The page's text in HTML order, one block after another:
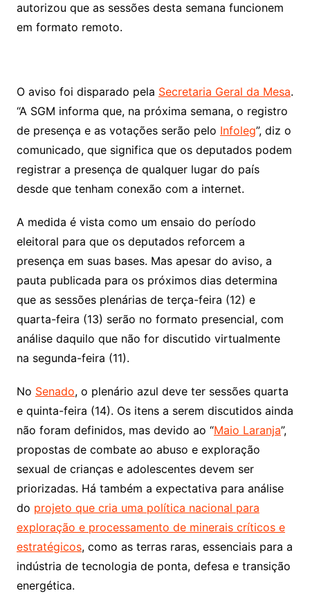
autorizou que as sessões desta semana funcionem
em formato remoto.
O aviso foi disparado pela Secretaria Geral da Mesa.
“A SGM informa que, na próxima semana, o registro
de presença e as votações serão pelo Infoleg”, diz o
comunicado, que significa que os deputados podem
registrar a presença de qualquer lugar do país
desde que tenham conexão com a internet.
A medida é vista como um ensaio do período
eleitoral para que os deputados reforcem a
presença em suas bases. Mas apesar do aviso, a
pauta publicada para os próximos dias determina
que as sessões plenárias de terça-feira (12) e
quarta-feira (13) serão no formato presencial, com
análise daquilo que não for discutido virtualmente
na segunda-feira (11).
No Senado, o plenário azul deve ter sessões quarta
e quinta-feira (14). Os itens a serem discutidos ainda
não foram definidos, mas devido ao “Maio Laranja”,
propostas de combate ao abuso e exploração
sexual de crianças e adolescentes devem ser
priorizadas. Há também a expectativa para análise
do projeto que cria uma política nacional para
exploração e processamento de minerais críticos e
estratégicos, como as terras raras, essenciais para a
indústria de tecnologia de ponta, defesa e transição
energética.